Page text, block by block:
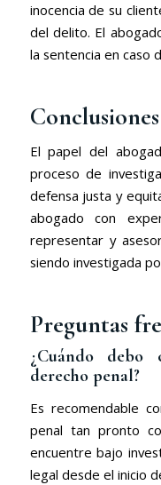
inocencia de su
del delito. El
la sentencia en caso
Conclusiones
El papel del
proceso de
defensa justa y
abogado con
representar y
siendo investigada
Preguntas
¿Cuándo
derecho penal?
Es recomendable
penal tan pronto
encuentre bajo
legal desde el inicio